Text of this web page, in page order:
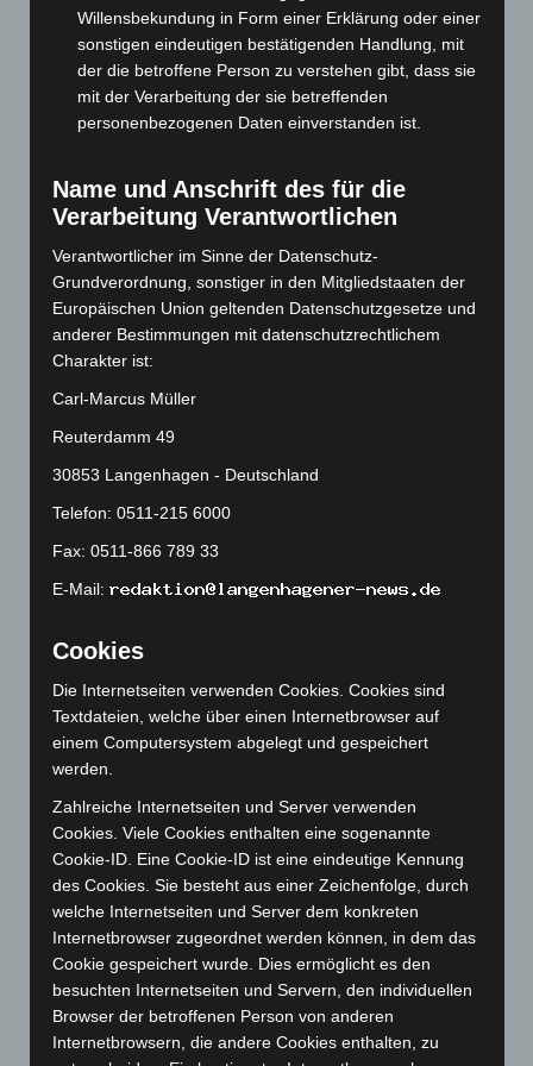
August 2024
(107)
Juli 2024(89)
Juni 2024(107)
(149)
März 2024 (103)
Februar 2024(103)
Januar 2024(111)
Dezember 2023(130)
November 2023(130)
Oktober 2023(114)
September 2023(133)
August 2023(134)
Juli 2023 (118)
Juni 2023 (142)
Mai 2023(139)
April 2023
(155)
Februar 2023
Januar 2023(140)
Dezember 2022(130)
November 2022(167)
September 2022(205)
August 2022 (166)
Juli 2022(133)
Juni 2022(167)
Mai 2022(177)
April 2022
(198)
März 2022(221)
Willensbekundung in Form einer Erklärung oder einer
sonstigen eindeutigen bestätigenden Handlung, mit
der die betroffene Person zu verstehen gibt, dass sie
mit der Verarbeitung der sie betreffenden
personenbezogenen Daten einverstanden ist.
Name und Anschrift des für die
Verarbeitung Verantwortlichen
Verantwortlicher im Sinne der Datenschutz-
Grundverordnung, sonstiger in den Mitgliedstaaten der
Europäischen Union geltenden Datenschutzgesetze und
anderer Bestimmungen mit datenschutzrechtlichem
Charakter ist:
Carl-Marcus Müller
Reuterdamm 49
30853 Langenhagen - Deutschland
Telefon: 0511-215 6000
Fax: 0511-866 789 33
E-Mail:
Cookies
Die Internetseiten verwenden Cookies. Cookies sind
Textdateien, welche über einen Internetbrowser auf
einem Computersystem abgelegt und gespeichert
werden.
Zahlreiche Internetseiten und Server verwenden
Cookies. Viele Cookies enthalten eine sogenannte
Cookie-ID. Eine Cookie-ID ist eine eindeutige Kennung
des Cookies. Sie besteht aus einer Zeichenfolge, durch
welche Internetseiten und Server dem konkreten
Internetbrowser zugeordnet werden können, in dem das
Cookie gespeichert wurde. Dies ermöglicht es den
besuchten Internetseiten und Servern, den individuellen
Browser der betroffenen Person von anderen
Internetbrowsern, die andere Cookies enthalten, zu